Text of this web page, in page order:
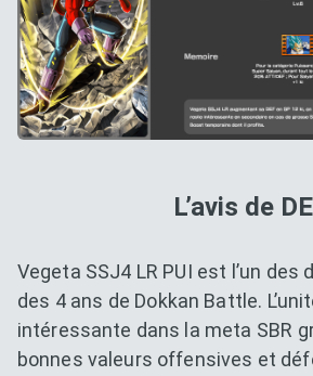
L’avis de DE
Vegeta SSJ4 LR PUI est l’un des
des 4 ans de Dokkan Battle.
intéressante dans la meta SBR
bonnes valeurs offensives et